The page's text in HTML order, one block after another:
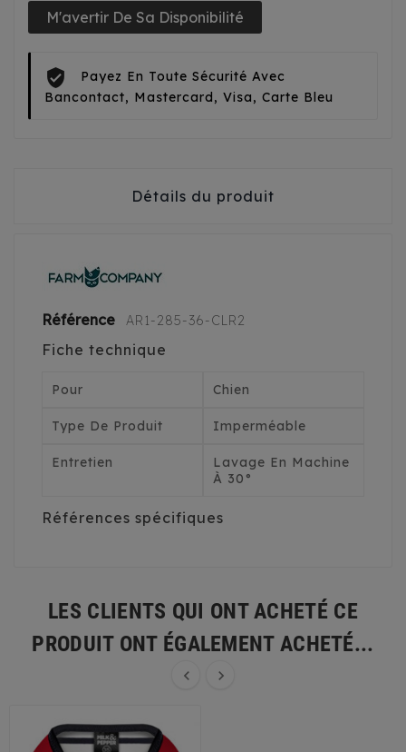
M'avertir De Sa Disponibilité
Payez En Toute Sécurité Avec
Bancontact, Mastercard, Visa, Carte Bleu
Détails du produit
Référence AR1-285-36-CLR2
Fiche technique
Pour Chien
Type De Produit Imperméable
Entretien
Lavage En Machine
À 30°
Références spécifiques
LES CLIENTS QUI ONT ACHETÉ CE
PRODUIT ONT ÉGALEMENT ACHETÉ...
 